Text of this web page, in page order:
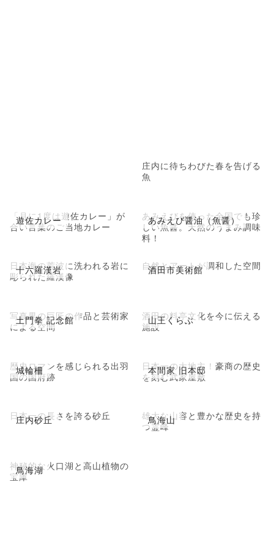
庄内に待ちわびた春を告げる
魚
遊佐カレー
「月に1度は遊佐カレー」が
合い言葉のご当地カレー
あみえび醤油（魚醤）
あみえびを使った全国でも珍
しい魚醤。天然のうまみ調味
料！
十六羅漢岩
日本海の荒波に洗われる岩に
彫られた羅漢像
酒田市美術館
自然とアートが調和した空間
土門拳 記念館
写真界の巨匠の作品と芸術家
による空間
山王くらぶ
酒田の料亭文化を今に伝える
施設
城輪柵
歴史ロマンを感じられる出羽
国の国府跡
本間家 旧本邸
日本一の大地主！豪商の歴史
を刻む武家屋敷
庄内砂丘
日本一の長さを誇る砂丘 鳥海山
雄大な山容と豊かな歴史を持
つ霊峰
鳥海湖
神秘的な火口湖と高山植物の
宝庫